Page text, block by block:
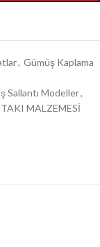
, Gümüş Kaplama
Sallantı Modeller,
TAKI MALZEMESİ